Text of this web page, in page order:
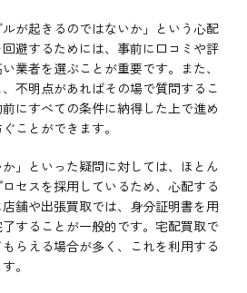
ルが起きるのではないか」という心配
避するためには、事前に口コミや評
業者を選ぶことが重要です。また、
不明点があればその場で質問するこ
にすべての条件に納得した上で進め
ことができます。
か」といった疑問に対しては、ほとん
セスを採用しているため、心配する
舗や出張買取では、身分証明書を用
することが一般的です。宅配買取で
らえる場合が多く、これを利用する
。